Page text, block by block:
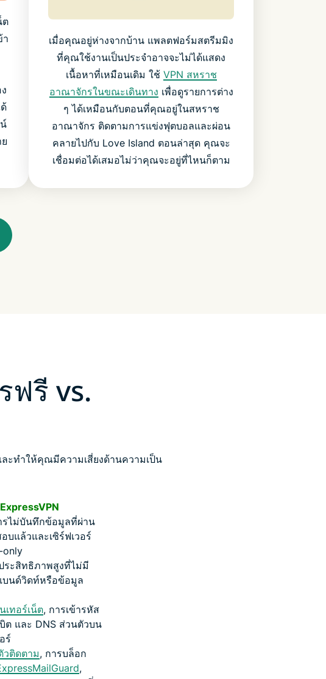
ต
า
เมื่อคุณอยู่ห่างจากบ้าน แพลตฟอร์มสตรีมมิง
ที่คุณใช้งานเป็นประจำอาจจะไม่ได้แสดง
เนื้อหาที่เหมือนเดิม ใช้ VPN สหราช
อาณาจักรในขณะเดินทาง เพื่อดูรายการต่าง
ๆ ได้เหมือนกับตอนที่คุณอยู่ในสหราช
อาณาจักร ติดตามการแข่งฟุตบอลและผ่อน
คลายไปกับ Love Island ตอนล่าสุด คุณจะ
เชื่อมต่อได้เสมอไม่ว่าคุณจะอยู่ที่ไหนก็ตาม
ฟรี vs.
ะทำให้คุณมีความเสี่ยงด้านความเป็น
ExpressVPN
รไม่บันทึกข้อมูลที่ผ่าน
บแล้วและเซิร์ฟเวอร์
only
ระสิทธิภาพสูงที่ไม่มี
บนด์วิดท์หรือข้อมูล
เทอร์เน็ต, การเข้ารหัส
ต และ DNS ส่วนตัวบน
ร์
วติดตาม, การบล็อก
,